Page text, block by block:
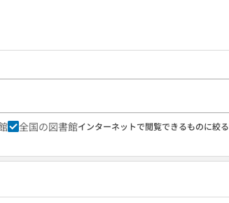
全国の図書館インターネットで閲覧できるものに絞る